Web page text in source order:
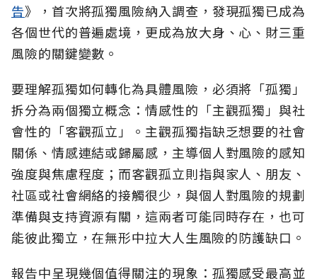
告》，首次將孤獨風險納入調查，發現孤獨已成為
各個世代的普遍處境，更成為放大身、心、財三重
風險的關鍵變數。
要理解孤獨如何轉化為具體風險，必須將「孤獨」
拆分為兩個獨立概念：情感性的「主觀孤獨」與社
會性的「客觀孤立」。主觀孤獨指缺乏想要的社會
關係、情感連結或歸屬感，主導個人對風險的感知
強度與焦慮程度；而客觀孤立則指與家人、朋友、
社區或社會網絡的接觸很少，與個人對風險的規劃
準備與支持資源有關，這兩者可能同時存在，也可
能彼此獨立，在無形中拉大人生風險的防護缺口。
報告中呈現幾個值得關注的現象：孤獨感受最高並